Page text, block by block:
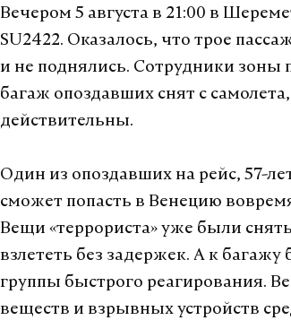
Вечером 5 августа в 21:00 в
SU2422. Оказалось, что трое
и не поднялись. Сотрудники зоны
багаж опоздавших снят с
действительны.
Один из опоздавших на рейс, 57-
сможет попасть в Венецию
Вещи «террориста» уже были
взлететь без задержек. А к
группы быстрого реагирования.
веществ и взрывных устройств